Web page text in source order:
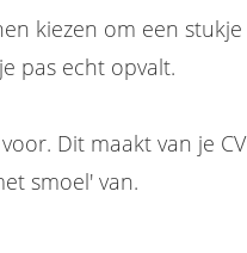
kiezen om een stukje
pas echt opvalt.
Dit maakt van je CV
smoel' van.